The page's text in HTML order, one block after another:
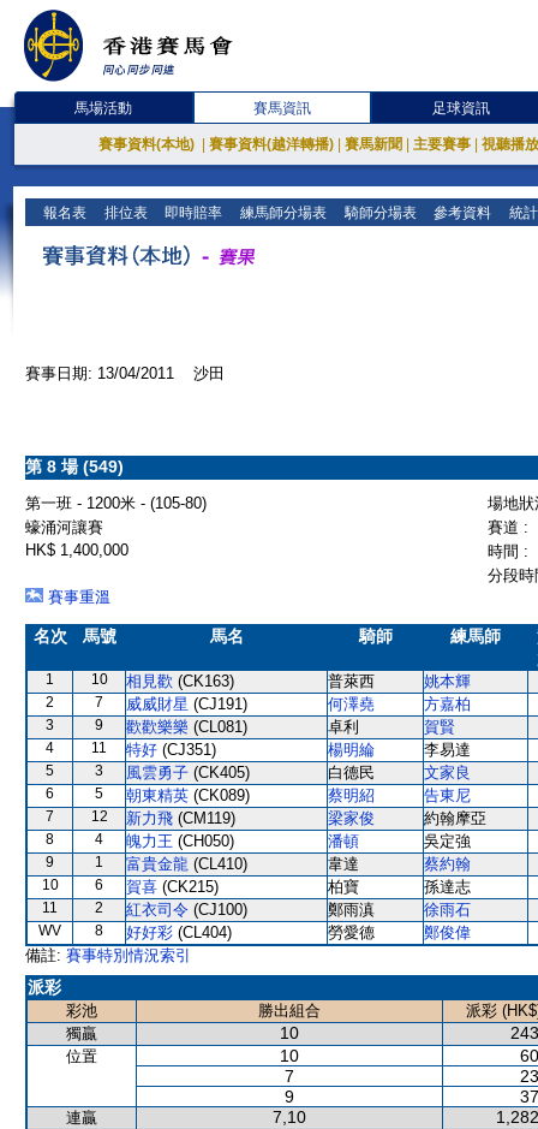
馬場活動 賽馬資訊 足球資訊
賽事資料(本地) 賽事資料(越洋轉播) 賽馬新聞 主要賽事 視聽播
報名表 排位表 即時賠率 練馬師分場表 騎師分場表 參考資料 統
賽事日期: 13/04/2011 沙田
第 8 場 (549)
第一班 - 1200米 - (105-80)
場地
蠔涌河讓賽
賽道 :
HK$ 1,400,000
時間 :
分段
賽事重溫
名次 馬號 馬名 騎師 練馬師
1 10 相見歡 (CK163) 普萊西 姚本輝
2 7 威威財星 (CJ191) 何澤堯 方嘉柏
3 9 歡歡樂樂 (CL081) 卓利 賀賢
4 11 特好 (CJ351) 楊明綸 李易達
5 3 風雲勇子 (CK405) 白德民 文家良
6 5 朝東精英 (CK089) 蔡明紹 告東尼
7 12 新力飛 (CM119) 梁家俊 約翰摩亞
8 4 魄力王 (CH050) 潘頓 吳定強
9 1 富貴金龍 (CL410) 韋達 蔡約翰
10 6 賀喜 (CK215) 柏寶 孫達志
11 2 紅衣司令 (CJ100) 鄭雨滇 徐雨石
WV 8 好好彩 (CL404) 勞愛德
鄭俊偉
備註: 賽事特別情況索引
派彩
彩池 勝出組合
派彩
獨贏
10
位置 10
7
9
連贏 7,10